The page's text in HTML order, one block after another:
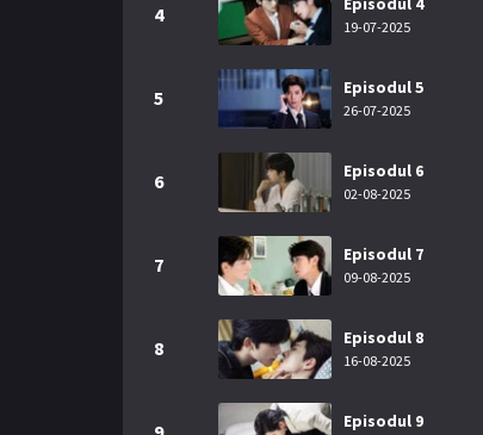
4
19-07-2025
5 Episodul 5
26-07-2025
6 Episodul 6
02-08-2025
7 Episodul 7
09-08-2025
8 Episodul 8
16-08-2025
Episodul 9